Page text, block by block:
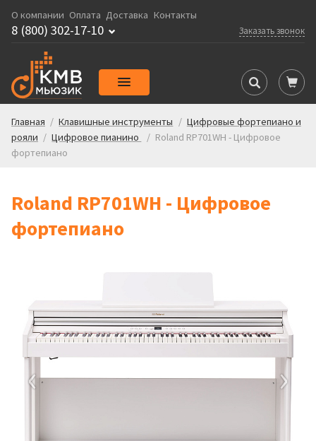
О компании Оплата Доставка Контакты
Заказать звонок
8 (800) 302-17-10
Главная / Клавишные инструменты / Цифровые фортепиано и
рояли / Цифровое пианино / Roland RP701WH - Цифровое
фортепиано
Roland RP701WH - Цифровое
фортепиано
‹ ›